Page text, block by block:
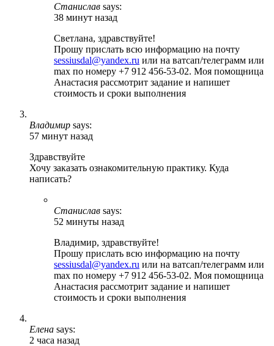
Станислав says:
38 минут назад
Светлана, здравствуйте!
Прошу прислать всю информацию на почту
sessiusdal@yandex.ru или на ватсап/телеграмм или
max по номеру +7 912 456-53-02. Моя помощница
Анастасия рассмотрит задание и напишет
стоимость и сроки выполнения
Владимир says:
57 минут назад
Здравствуйте
Хочу заказать ознакомительную практику. Куда
написать?
Станислав says:
52 минуты назад
Владимир, здравствуйте!
Прошу прислать всю информацию на почту
sessiusdal@yandex.ru или на ватсап/телеграмм или
max по номеру +7 912 456-53-02. Моя помощница
Анастасия рассмотрит задание и напишет
стоимость и сроки выполнения
Елена says:
2 часа назад